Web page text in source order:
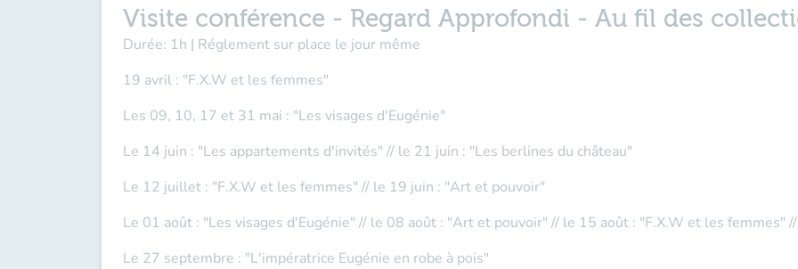
Visite conférence - Regard Approfondi - Au fil des
Durée: 1h | Réglement sur place le jour même
19 avril : "F.X.W et les femmes"
Les 09, 10, 17 et 31 mai : "Les visages d'Eugénie"
Le 14 juin : "Les appartements d'invités" // le 21 juin : "Les berlines du château"
Le 12 juillet : "F.X.W et les femmes" // le 19 juin : "Art et pouvoir"
Le 01 août : "Les visages d'Eugénie" // le 08 août : "Art et pouvoir" // le 15 août : "F.X.W et les femmes"
Le 27 septembre : "L'impératrice Eugénie en robe à pois"